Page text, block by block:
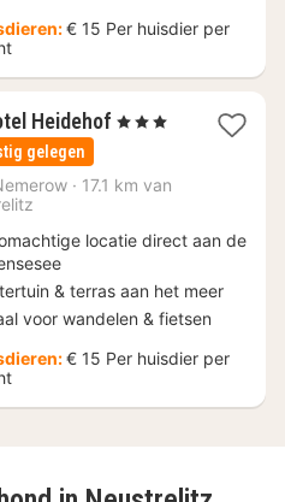
€ 15 Per huisdier per
Heidehof 1
€
, 3 Sterren
gelegen
· 17.1 km van
locatie direct aan de
& terras aan het meer
voor wandelen & fietsen
€ 15 Per huisdier per